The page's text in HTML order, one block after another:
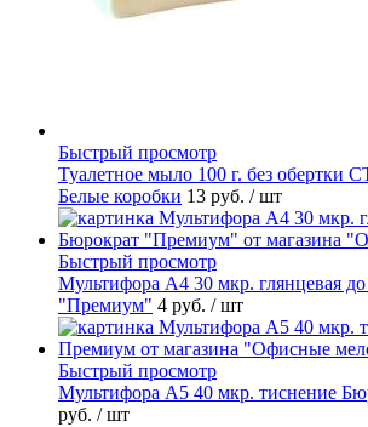
Быстрый просмотр
Туалетное мыло 100 г. без
Белые коробки 13 руб. / шт
Быстрый просмотр
Мультифора А4 30 мкр. глянцевая
"Премиум" 4 руб. / шт
Быстрый просмотр
Мультифора А5 40 мкр. тиснение
руб. / шт